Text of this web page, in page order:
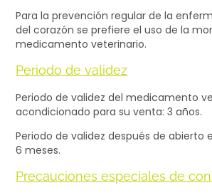
Para la prevención regular de la
del corazón se prefiere el uso de la
medicamento veterinario.
Periodo de validez
Periodo de validez del medicamento
acondicionado para su venta: 3 años.
Periodo de validez después de abierto
6 meses.
Precauciones especiales de